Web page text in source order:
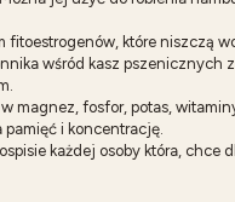
fitoestrogenów, które niszczą
wśród kasz pszenicznych
magnez, fosfor, potas,
pamięć i koncentrację.
każdej osoby która, chce